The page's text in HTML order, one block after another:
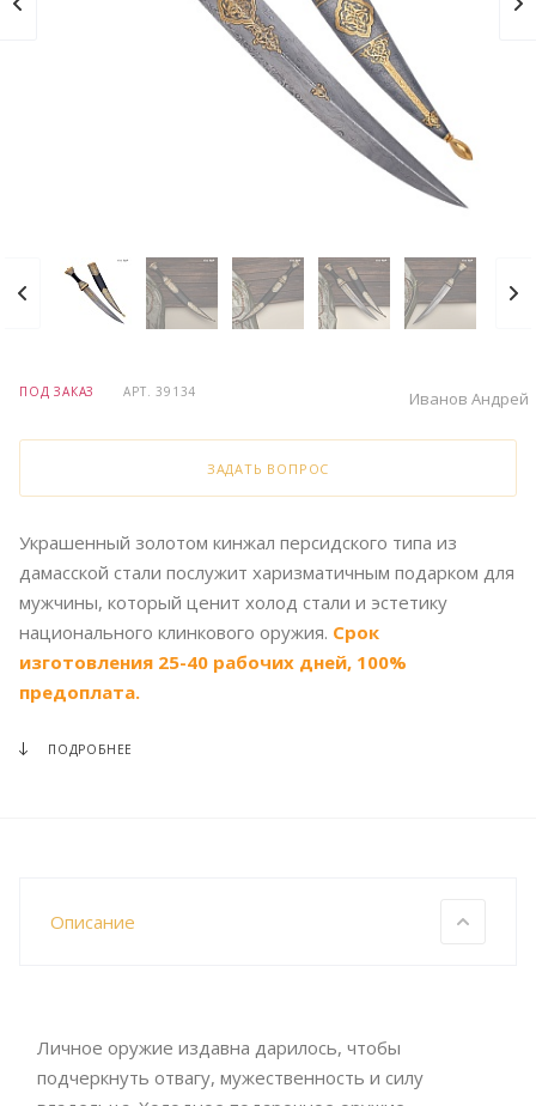
ПОД ЗАКАЗ АРТ.39134 Иванов Андрей
ЗАДАТЬ ВОПРОС
Украшенный золотом кинжал персидского типа из
дамасской стали послужит харизматичным подарком для
мужчины, который ценит холод стали и эстетику
национального клинкового оружия. Срок
изготовления 25-40 рабочих дней, 100%
предоплата.
ПОДРОБНЕЕ
Описание
Личное оружие издавна дарилось, чтобы
подчеркнуть отвагу, мужественность и силу